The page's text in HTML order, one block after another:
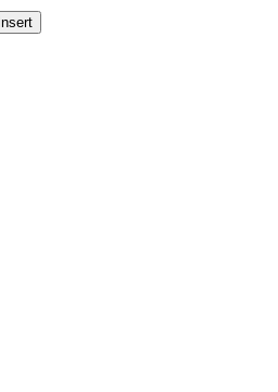
Insert